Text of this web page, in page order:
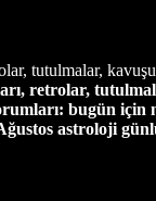
tutulmalar,
retrolar,
bugün için
astroloji